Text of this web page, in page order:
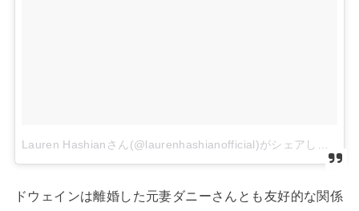
ドウェインは離婚した元妻ダニーさんとも友好的な関係